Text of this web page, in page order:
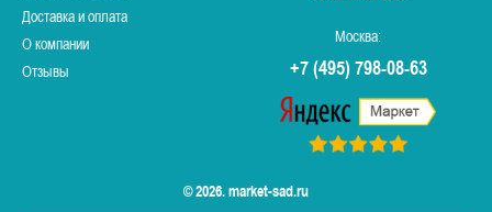
Доставка и оплата
О компании
Отзывы
Москва:
+7 (495) 798-08-63
© 2026. market-sad.ru